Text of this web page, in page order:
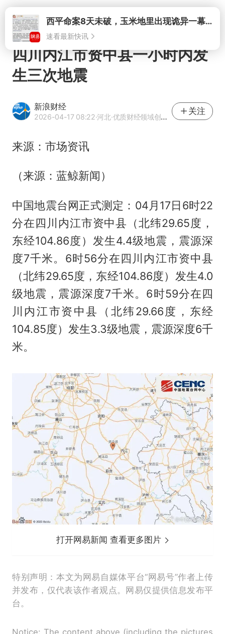
打开西平命案8天未破，玉米地里出现诡异一幕，我突然想起了欧金中
速看最新快讯
四川内江市资中县一小时内发
生三次地震
新浪财经
2026-04-17 08:22·河北·优质财经领域创作者
关注
来源：市场资讯
（来源：蓝鲸新闻）
中国地震台网正式测定：04月17日6时22
分在四川内江市资中县（北纬29.65度，
东经104.86度）发生4.4级地震，震源深
度7千米。6时56分在四川内江市资中县
（北纬29.65度，东经104.86度）发生4.0
级地震，震源深度7千米。6时59分在四
川内江市资中县（北纬29.66度，东经
104.85度）发生3.3级地震，震源深度6千
米。
打开网易新闻 查看更多图片
特别声明：本文为网易自媒体平台“网易号”作者上传
并发布，仅代表该作者观点。网易仅提供信息发布平
台。
Notice: The content above (including the pictures